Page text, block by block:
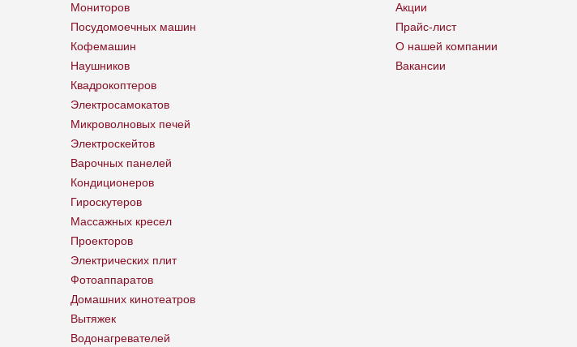
Мониторов
Посудомоечных машин
Кофемашин
Наушников
Квадрокоптеров
Электросамокатов
Микроволновых печей
Электроскейтов
Варочных панелей
Кондиционеров
Гироскутеров
Массажных кресел
Проекторов
Электрических плит
Фотоаппаратов
Домашних кинотеатров
Вытяжек
Водонагревателей
Акции
Прайс-лист
О нашей компании
Вакансии